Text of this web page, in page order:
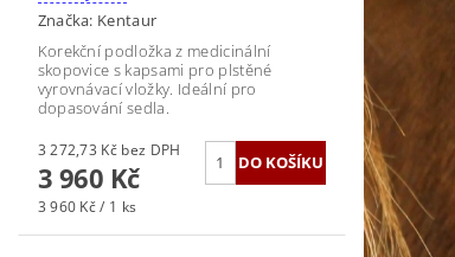
Značka: Kentaur
Korekční podložka z medicinální
skopovice s kapsami pro plstěné
vyrovnávací vložky. Ideální pro
dopasování sedla.
3 272,73 Kč bez DPH
3 960 Kč
3 960 Kč / 1 ks